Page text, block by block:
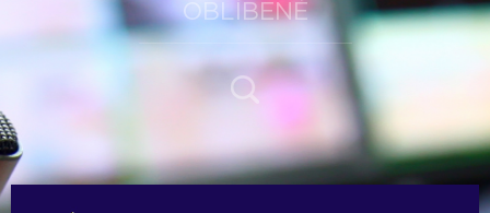
OBLÍBENÉ